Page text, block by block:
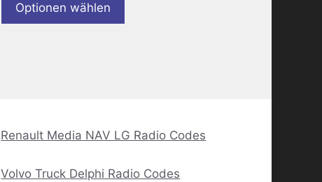
Optionen wählen
Renault Media NAV LG Radio Codes
Volvo Truck Delphi Radio Codes